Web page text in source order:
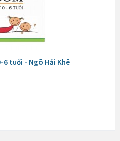
6 tuổi - Ngô Hải Khê